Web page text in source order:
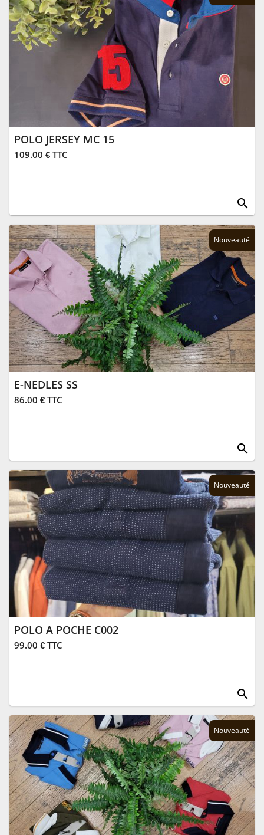
POLO JERSEY MC 15
109.00 € TTC
search
Nouveauté
E-NEDLES SS
86.00 € TTC
search
Nouveauté
POLO A POCHE C002
99.00 € TTC
search
Nouveauté